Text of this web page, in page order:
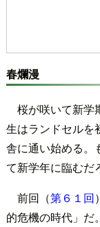
春爛漫
桜が咲いて新学
生はランドセルを
舎に通い始める。
て新学年に臨むだ
前回（第６１回
的危機の時代」だ